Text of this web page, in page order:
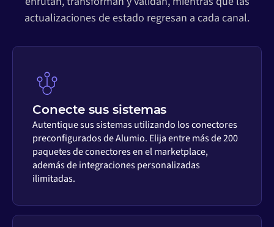
actualizaciones de estado regresan a cada canal.
Conecte sus sistemas
Autentique sus sistemas utilizando los conectores
preconfigurados de Alumio. Elija entre más de 200
paquetes de conectores en el marketplace,
además de integraciones personalizadas
ilimitadas.